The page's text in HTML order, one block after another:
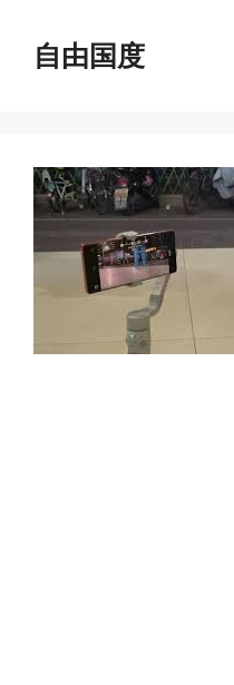
自由国度